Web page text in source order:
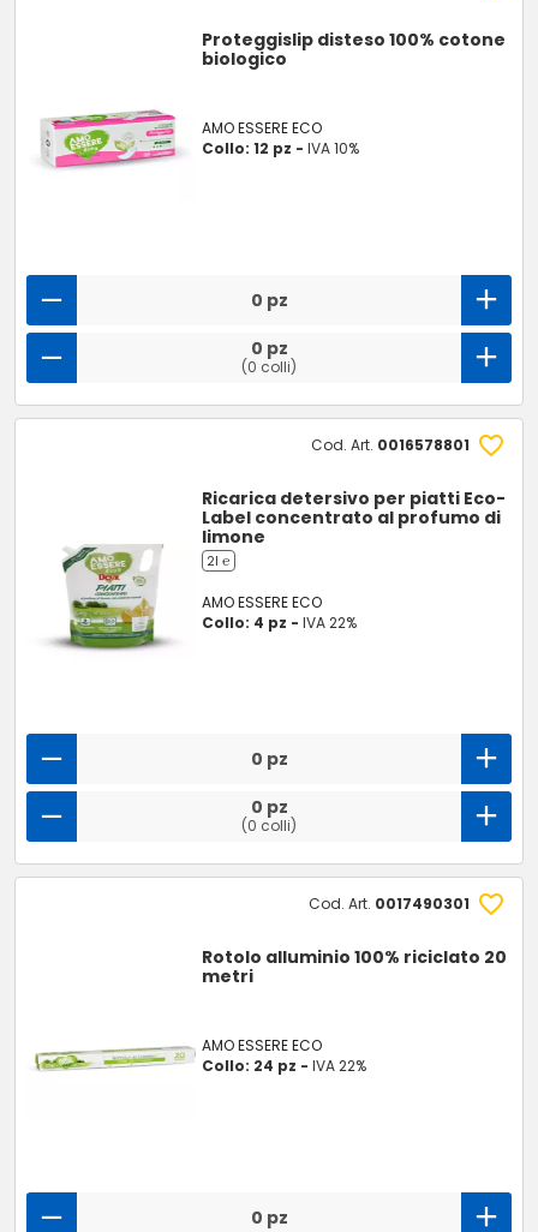
Proteggislip disteso 100% cotone
biologico
AMO ESSERE ECO
Collo: 12 pz -IVA 10%
0 pz
0 pz
(0 colli)
Cod. Art. 0016578801
Ricarica detersivo per piatti Eco-
Label concentrato al profumo di
limone
2l ℮
AMO ESSERE ECO
Collo: 4 pz -IVA 22%
0 pz
0 pz
(0 colli)
Cod. Art. 0017490301
Rotolo alluminio 100% riciclato 20
metri
AMO ESSERE ECO
Collo: 24 pz -IVA 22%
0 pz